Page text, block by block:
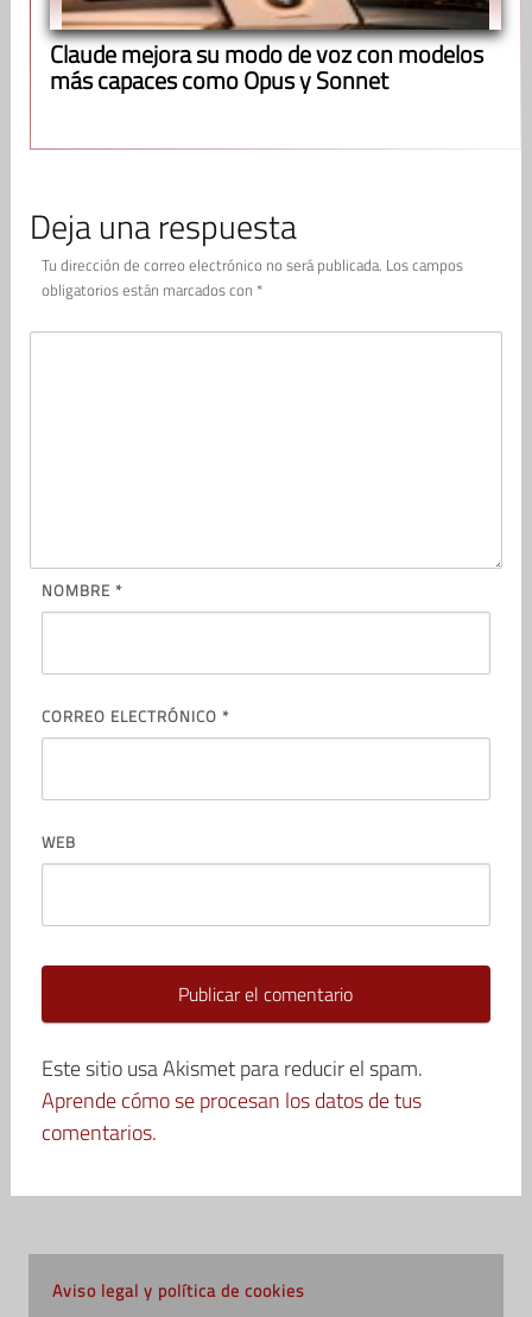
Claude mejora su modo de voz con modelos
más capaces como Opus y Sonnet
Deja una respuesta
Tu dirección de correo electrónico no será publicada. Los campos
obligatorios están marcados con *
NOMBRE *
CORREO ELECTRÓNICO *
WEB
Este sitio usa Akismet para reducir el spam.
Aprende cómo se procesan los datos de tus
comentarios.
Aviso legal y política de cookies